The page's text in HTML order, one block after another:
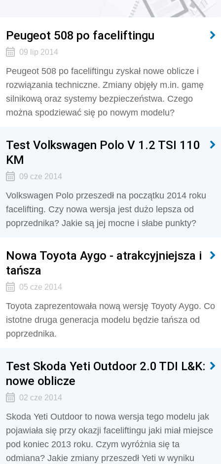
Peugeot 508 po faceliftingu
09 lip 2014
Peugeot 508 po faceliftingu zyskał nowe oblicze i
rozwiązania techniczne. Zmiany objęły m.in. gamę
silnikową oraz systemy bezpieczeństwa. Czego
można spodziewać się po nowym modelu?
Test Volkswagen Polo V 1.2 TSI 110
KM
09 cze 2014
Volkswagen Polo przeszedł na początku 2014 roku
facelifting. Czy nowa wersja jest dużo lepsza od
poprzednika? Jakie są jej mocne i słabe punkty?
Nowa Toyota Aygo - atrakcyjniejsza i
tańsza
05 cze 2014
Toyota zaprezentowała nową wersję Toyoty Aygo. Co
istotne druga generacja modelu będzie tańsza od
poprzednika.
Test Skoda Yeti Outdoor 2.0 TDI L&K:
nowe oblicze
02 cze 2014
Skoda Yeti Outdoor to nowa wersja tego modelu jak
pojawiała się przy okazji faceliftingu jaki miał miejsce
pod koniec 2013 roku. Czym wyróżnia się ta
odmiana? Jakie zmiany przeszedł Yeti w wyniku